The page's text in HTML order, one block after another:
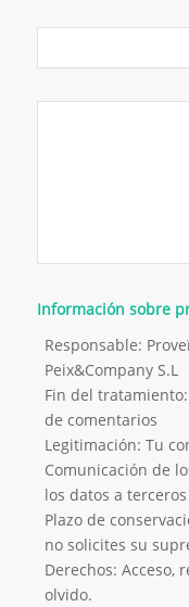
Información sobre
Responsable:
Peix&Company S.L
Fin del
de comentarios
Legitimación: Tu
Comunicación de
los datos a
Plazo de
no solicites su
Derechos: Acceso,
olvido.